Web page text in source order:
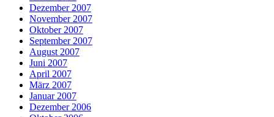
Dezember 2007
November 2007
Oktober 2007
September 2007
August 2007
Juni 2007
April 2007
März 2007
Januar 2007
Dezember 2006